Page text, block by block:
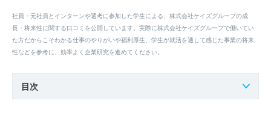
社員・元社員とインターンや選考に参加した学生による、株式会社ケイズグループの成
長・将来性に関する口コミを公開しています。実際に株式会社ケイズグループで働いてい
た方だからこそわかる仕事のやりがいや福利厚生、学生が就活を通して感じた事業の将来
性などを参考に、効率よく企業研究を進めてください。
目次